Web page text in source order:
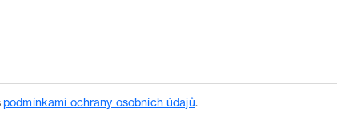
podmínkami ochrany osobních údajů.